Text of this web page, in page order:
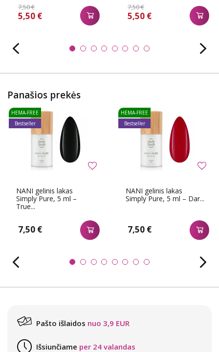
7,50 €
5,50 €
7,50 €
5,50 €
Panašios prekės
NANI gelinis lakas
Simply Pure, 5 ml –
True...
7,50 €
HEMA-FREE
Bestseller
NANI gelinis lakas
Simply Pure, 5 ml – Dar...
7,50 €
HEMA-FREE
Bestseller
Pašto išlaidos nuo 3,9 EUR
Išsiunčiame per 24 valandas